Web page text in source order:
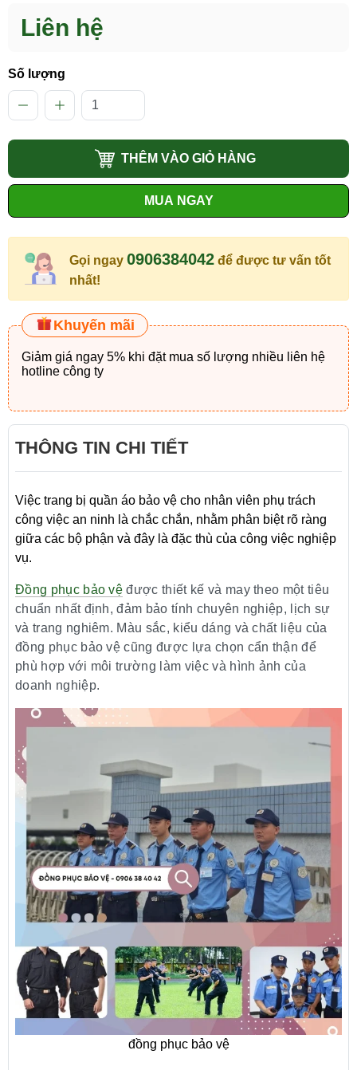
Liên hệ
Số lượng
THÊM VÀO GIỎ HÀNG
MUA NGAY
Gọi ngay 0906384042 để được tư vấn tốt
nhất!
Khuyến mãi
Giảm giá ngay 5% khi đặt mua số lượng nhiều liên hệ
hotline công ty
THÔNG TIN CHI TIẾT
Việc trang bị quần áo bảo vệ cho nhân viên phụ trách
công việc an ninh là chắc chắn, nhằm phân biệt rõ ràng
giữa các bộ phận và đây là đặc thù của công việc nghiệp
vụ.
Đồng phục bảo vệ được thiết kế và may theo một tiêu
chuẩn nhất định, đảm bảo tính chuyên nghiệp, lịch sự
và trang nghiêm. Màu sắc, kiểu dáng và chất liệu của
đồng phục bảo vệ cũng được lựa chọn cẩn thận để
phù hợp với môi trường làm việc và hình ảnh của
doanh nghiệp.
đồng phục bảo vệ